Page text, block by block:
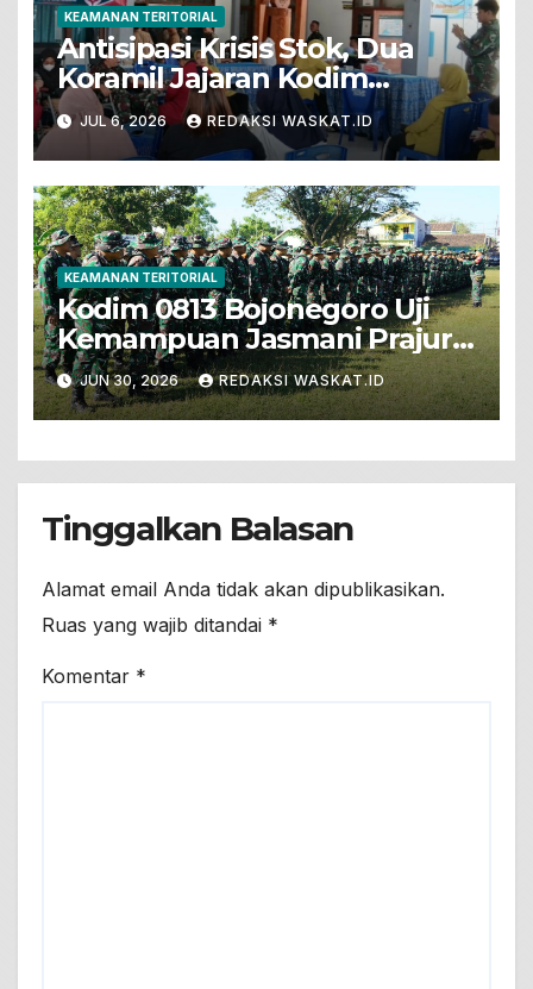
KEAMANAN TERITORIAL
Antisipasi Krisis Stok, Dua
Koramil Jajaran Kodim
Bojonegoro Gelar Bakti Sosial
Donor Darah
JUL 6, 2026 REDAKSI WASKAT.ID
KEAMANAN TERITORIAL
Kodim 0813 Bojonegoro Uji
Kemampuan Jasmani Prajurit
Dengan PSJM Sistem Blok
JUN 30, 2026 REDAKSI WASKAT.ID
Tinggalkan Balasan
Alamat email Anda tidak akan dipublikasikan.
Ruas yang wajib ditandai *
Komentar *